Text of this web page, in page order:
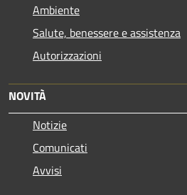
Ambiente
Salute, benessere e assistenza
Autorizzazioni
NOVITÀ
Notizie
Comunicati
Avvisi